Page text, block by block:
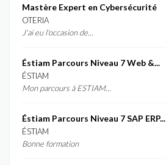
Mastère Expert en Cybersécurité
OTERIA
J'ai eu l'occasion de...
Éstiam Parcours Niveau 7 Web &...
ÉSTIAM
Mon parcours à ESTIAM...
Éstiam Parcours Niveau 7 SAP ERP...
ÉSTIAM
Bonne formation